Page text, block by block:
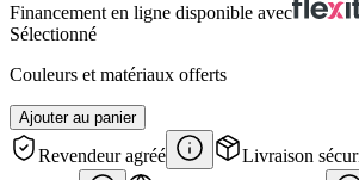
Financement en ligne disponible avec
Sélectionné
Couleurs et matériaux offerts
Ajouter au panier
Revendeur agréé
Livraison